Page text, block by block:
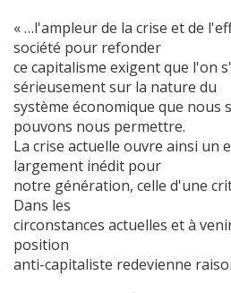
« …l'ampleur de la crise et de
société pour refonder
ce capitalisme exigent que l'on
sérieusement sur la nature du
système économique que nous
pouvons nous permettre.
La crise actuelle ouvre ainsi un
largement inédit pour
notre génération, celle d'une
Dans les
circonstances actuelles et à
position
anti-capitaliste redevienne